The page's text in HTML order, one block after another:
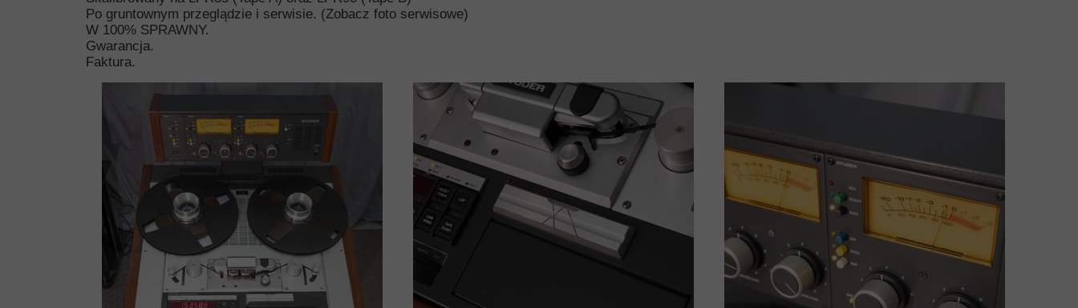
Po gruntownym przeglądzie i serwisie. (Zobacz foto serwisowe)
W 100% SPRAWNY.
Gwarancja.
Faktura.